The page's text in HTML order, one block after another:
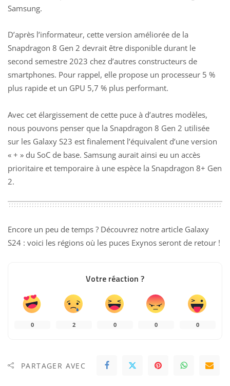
Samsung.
D’après l’informateur, cette version améliorée de la
Snapdragon 8 Gen 2 devrait être disponible durant le
second semestre 2023 chez d’autres constructeurs de
smartphones. Pour rappel, elle propose un processeur 5 %
plus rapide et un GPU 5,7 % plus performant.
Avec cet élargissement de cette puce à d’autres modèles,
nous pouvons penser que la Snapdragon 8 Gen 2 utilisée
sur les Galaxy S23 est finalement l’équivalent d’une version
« + » du SoC de base. Samsung aurait ainsi eu un accès
prioritaire et temporaire à une espèce la Snapdragon 8+ Gen
2.
Encore un peu de temps ? Découvrez notre article Galaxy
S24 : voici les régions où les puces Exynos seront de retour !
Votre réaction ?
0 2 0 0 0
PARTAGER AVEC